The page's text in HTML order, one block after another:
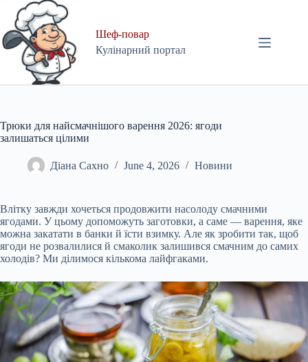
content
Шеф-повар
Кулінарний портал
Трюки для найсмачнішого варення 2026: ягоди
залишаться цілими
Діана Сахно June 4, 2026 Новини
Влітку завжди хочеться продовжити насолоду смачними
ягодами. У цьому допоможуть заготовки, а саме — варення, яке
можна закатати в банки й їсти взимку. Але як зробити так, щоб
ягоди не розвалилися й смаколик залишився смачним до самих
холодів? Ми ділимося кількома лайфгаками.